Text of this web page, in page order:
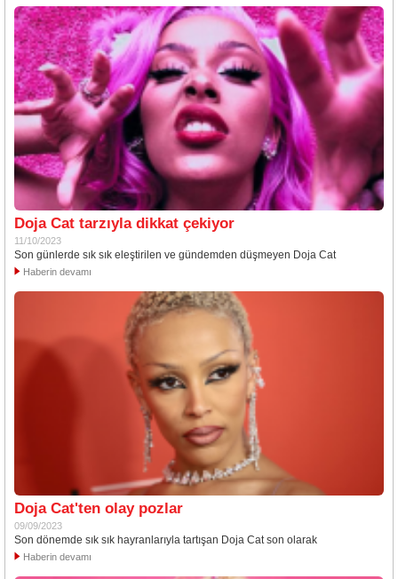
Doja Cat tarzıyla dikkat çekiyor
11/10/2023
Son günlerde sık sık eleştirilen ve gündemden düşmeyen Doja Cat
Haberin devamı
Doja Cat'ten olay pozlar
09/09/2023
Son dönemde sık sık hayranlarıyla tartışan Doja Cat son olarak
Haberin devamı